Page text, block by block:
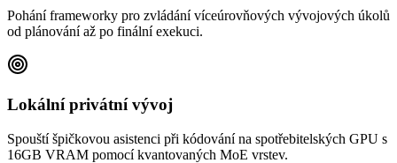
Pohání frameworky pro zvládání víceúrovňových vývojových úkolů
od plánování až po finální exekuci.
Lokální privátní vývoj
Spouští špičkovou asistenci při kódování na spotřebitelských GPU s
16GB VRAM pomocí kvantovaných MoE vrstev.